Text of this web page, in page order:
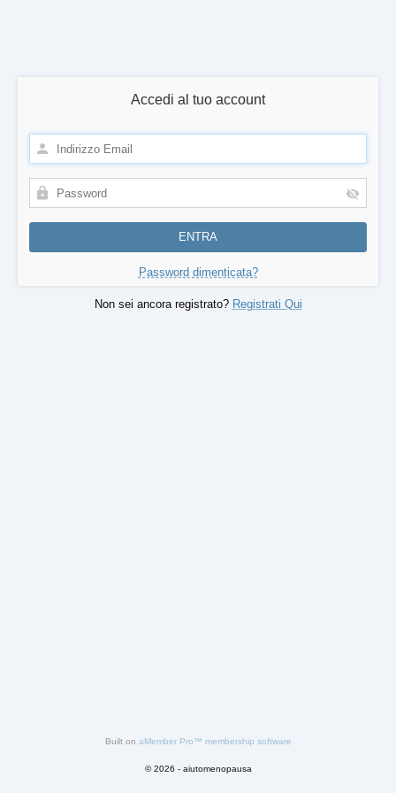
Accedi al tuo account
Password dimenticata?
Non sei ancora registrato? Registrati Qui
Built on aMember Pro™ membership software
© 2026 - aiutomenopausa